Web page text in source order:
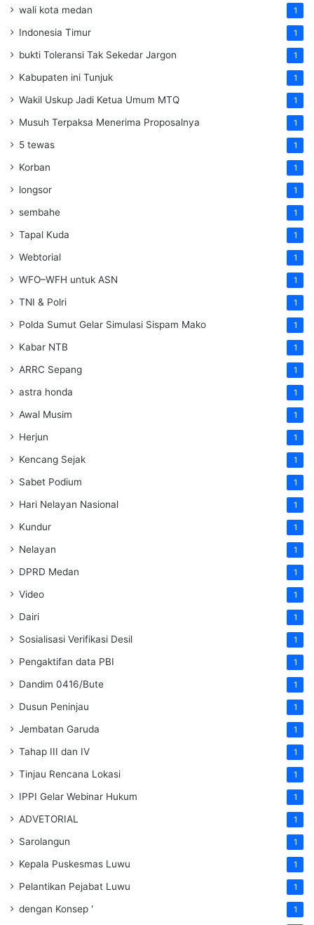
wali kota medan 1
Indonesia Timur 1
bukti Toleransi Tak Sekedar Jargon 1
Kabupaten ini Tunjuk 1
Wakil Uskup Jadi Ketua Umum MTQ 1
Musuh Terpaksa Menerima Proposalnya 1
5 tewas 1
Korban 1
longsor 1
sembahe 1
Tapal Kuda 1
Webtorial 1
WFO–WFH untuk ASN 1
TNI & Polri 1
Polda Sumut Gelar Simulasi Sispam Mako 1
Kabar NTB 1
ARRC Sepang 1
astra honda 1
Awal Musim 1
Herjun 1
Kencang Sejak 1
Sabet Podium 1
Hari Nelayan Nasional 1
Kundur 1
Nelayan 1
DPRD Medan 1
Video 1
Dairi 1
Sosialisasi Verifikasi Desil 1
Pengaktifan data PBI 1
Dandim 0416/Bute 1
Dusun Peninjau 1
Jembatan Garuda 1
Tahap III dan IV 1
Tinjau Rencana Lokasi 1
IPPI Gelar Webinar Hukum 1
ADVETORIAL 1
Sarolangun 1
Kepala Puskesmas Luwu 1
Pelantikan Pejabat Luwu 1
dengan Konsep ' 1